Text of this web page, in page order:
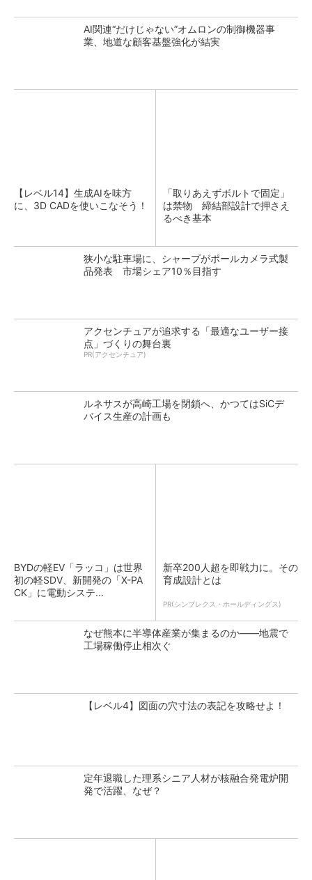
AI関連“だけじゃない”オムロンの制御機器事
業、地道な顧客基盤強化が結実
【レベル14】生成AIを味方
に、3D CADを使いこなそう！
「取りあえずボルトで固定」
は禁物 締結部設計で押さえ
るべき基本
狭小な駐車場に、シャープがポールカメラ式製
品発表 市場シェア10％目指す
アクセンチュアが追求する「最適なユーザー接
点」づくりの舞台裏
PR(アクセンチュア)
ルネサスが高崎工場を閉鎖へ、かつてはSiCデ
バイス生産の計画も
BYDの軽EV「ラッコ」は世界
初の軽SDV、新開発の「X-PA
CK」に電動システ...
新卒200人超を即戦力に。その
育成設計とは
PR(シンプレクス・ホールディングス)
なぜ熊本に半導体産業が集まるのか――地震で
工場稼働停止相次ぐ
【レベル4】図面の穴寸法の表記を攻略せよ！
定年退職した理系シニア人材が核融合発電炉開
発で活躍、なぜ？